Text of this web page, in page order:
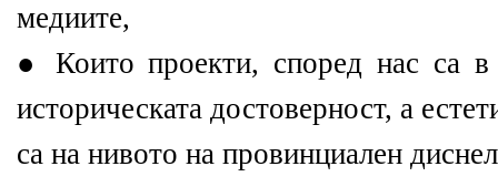
медиите,
● Които проекти, според нас са в
историческата достоверност, а
са на нивото на провинциален